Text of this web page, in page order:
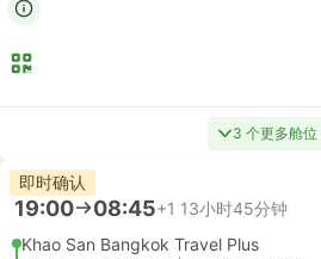
3 个更多舱位
即时确认
19:00 08:45+1 13小时45分钟
Khao San Bangkok Travel Plus